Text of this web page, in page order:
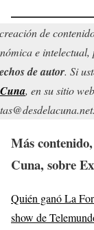
de
e
de autor. Si
, en su sitio
Más
Cuna, sobre
Quién ganó La
show de